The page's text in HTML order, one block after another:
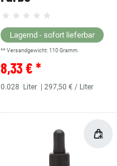
Lagernd - sofort lieferbar
** Versandgewicht: 110 Gramm.
8,33 € *
0.028 Liter | 297,50 € / Liter